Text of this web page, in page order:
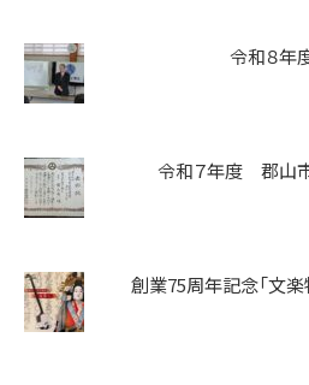
令和８
令和７年度 郡山
創業75周年記念「文